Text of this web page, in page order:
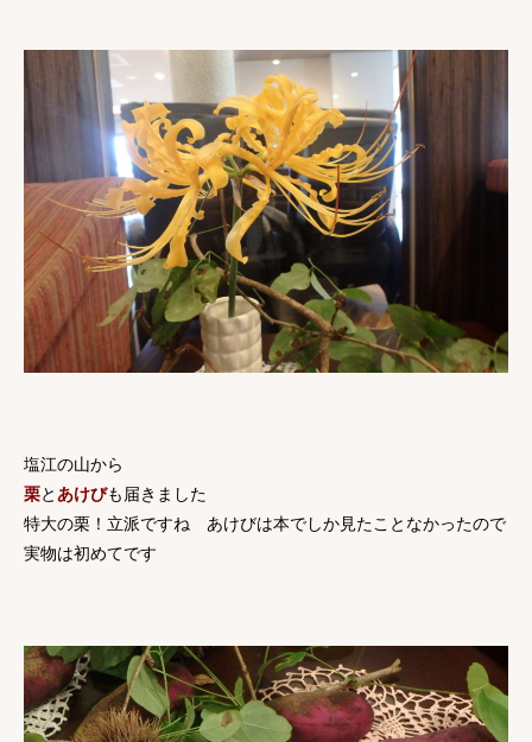
塩江の山から
栗と あけびも届きました
特大の栗！立派ですね あけびは本でしか見たことなかったので
実物は初めてです